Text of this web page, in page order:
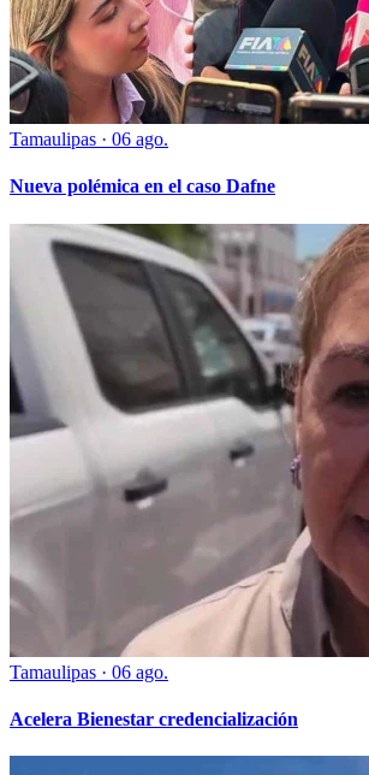
Tamaulipas · 06 ago.
Nueva polémica en el caso Dafne
Tamaulipas · 06 ago.
Acelera Bienestar credencialización